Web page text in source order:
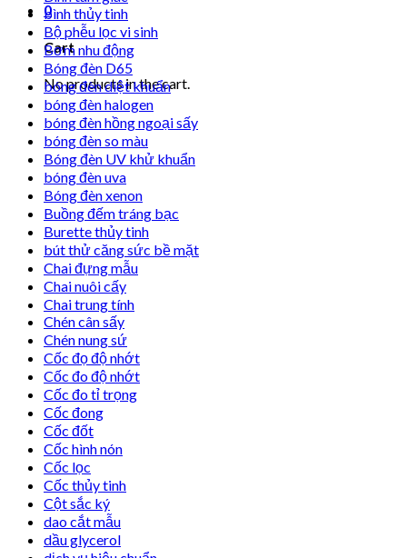
0
Cart
No products in the cart.
bình thủy tinh
Bộ phễu lọc vi sinh
Bơm nhu động
Bóng đèn D65
bóng đèn diệt khuẩn
bóng đèn halogen
bóng đèn hồng ngoại sấy
bóng đèn so màu
Bóng đèn UV khử khuẩn
bóng đèn uva
Bóng đèn xenon
Buồng đếm tráng bạc
Burette thủy tinh
bút thử căng sức bề mặt
Chai đựng mẫu
Chai nuôi cấy
Chai trung tính
Chén cân sấy
Chén nung sứ
Cốc đọ độ nhớt
Cốc đo độ nhớt
Cốc đo tỉ trọng
Cốc đong
Cốc đốt
Cốc hình nón
Cốc lọc
Cốc thủy tinh
Cột sắc ký
dao cắt mẫu
dầu glycerol